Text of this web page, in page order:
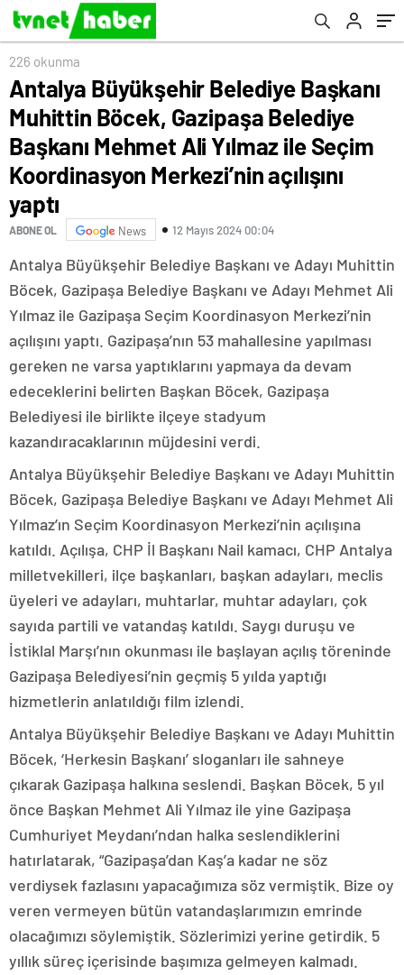
Mehmet Ali Yılmaz ile Seçim Koordinasyon
Merkezi’nin açılışını yaptı
226 okunma
Antalya Büyükşehir Belediye Başkanı
Muhittin Böcek, Gazipaşa Belediye
Başkanı Mehmet Ali Yılmaz ile Seçim
Koordinasyon Merkezi’nin açılışını
yaptı
ABONE OL News 12 Mayıs 2024 00:04
Antalya Büyükşehir Belediye Başkanı ve Adayı Muhittin
Böcek, Gazipaşa Belediye Başkanı ve Adayı Mehmet Ali
Yılmaz ile Gazipaşa Seçim Koordinasyon Merkezi’nin
açılışını yaptı. Gazipaşa’nın 53 mahallesine yapılması
gereken ne varsa yaptıklarını yapmaya da devam
edeceklerini belirten Başkan Böcek, Gazipaşa
Belediyesi ile birlikte ilçeye stadyum
kazandıracaklarının müjdesini verdi.
Antalya Büyükşehir Belediye Başkanı ve Adayı Muhittin
Böcek, Gazipaşa Belediye Başkanı ve Adayı Mehmet Ali
Yılmaz’ın Seçim Koordinasyon Merkezi’nin açılışına
katıldı. Açılışa, CHP İl Başkanı Nail kamacı, CHP Antalya
milletvekilleri, ilçe başkanları, başkan adayları, meclis
üyeleri ve adayları, muhtarlar, muhtar adayları, çok
sayıda partili ve vatandaş katıldı. Saygı duruşu ve
İstiklal Marşı’nın okunması ile başlayan açılış töreninde
Gazipaşa Belediyesi’nin geçmiş 5 yılda yaptığı
hizmetlerin anlatıldığı film izlendi.
Antalya Büyükşehir Belediye Başkanı ve Adayı Muhittin
Böcek, ‘Herkesin Başkanı’ sloganları ile sahneye
çıkarak Gazipaşa halkına seslendi. Başkan Böcek, 5 yıl
önce Başkan Mehmet Ali Yılmaz ile yine Gazipaşa
Cumhuriyet Meydanı’ndan halka seslendiklerini
hatırlatarak, “Gazipaşa’dan Kaş’a kadar ne söz
verdiysek fazlasını yapacağımıza söz vermiştik. Bize oy
veren vermeyen bütün vatandaşlarımızın emrinde
olacağımızı söylemiştik. Sözlerimizi yerine getirdik. 5
yıllık süreç içerisinde başımıza gelmeyen kalmadı.